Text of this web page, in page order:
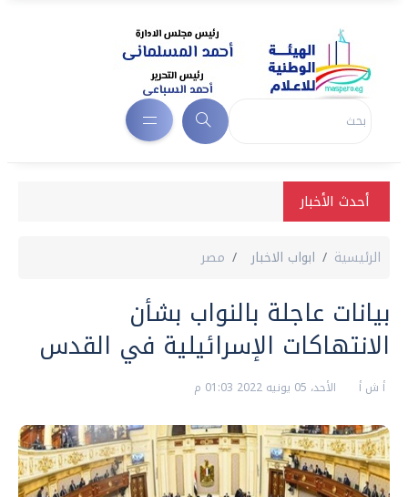
أحدث الأخبار
الرئيسية ابواب الاخبار مصر
بيانات عاجلة بالنواب بشأن
الانتهاكات الإسرائيلية في القدس
أ ش أ الأحد، 05 يونيه 2022 01:03 م